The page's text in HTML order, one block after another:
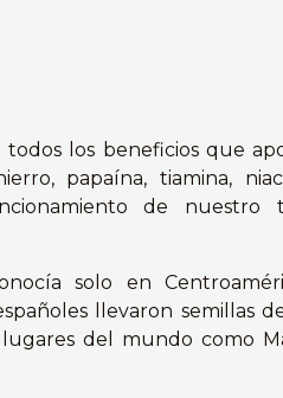
todos los beneficios que
papaína, tiamina,
de nuestro
solo en
llevaron semillas
del mundo como